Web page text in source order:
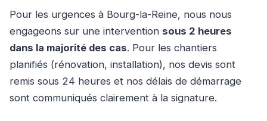
Pour les urgences à Bourg-la-Reine, nous nous
engageons sur une intervention sous 2 heures
dans la majorité des cas. Pour les chantiers
planifiés (rénovation, installation), nos devis sont
remis sous 24 heures et nos délais de démarrage
sont communiqués clairement à la signature.